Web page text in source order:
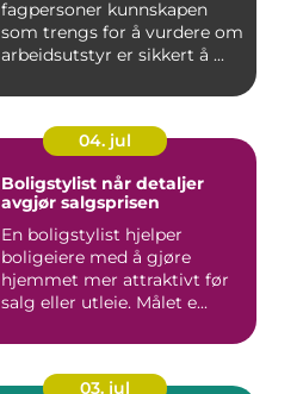
fagpersoner kunnskapen
som trengs for å vurdere om
arbeidsutstyr er sikkert å ...
04. jul
Boligstylist når detaljer
avgjør salgsprisen
En boligstylist hjelper
boligeiere med å gjøre
hjemmet mer attraktivt før
salg eller utleie. Målet e...
03. jul